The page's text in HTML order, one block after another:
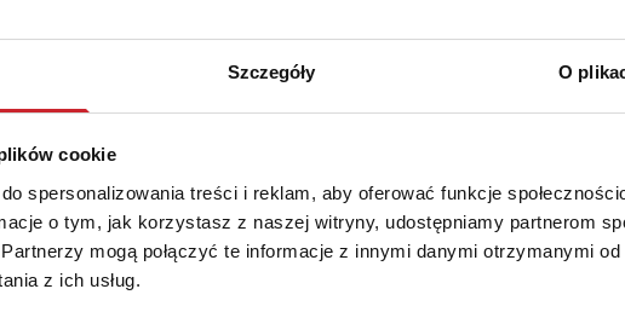
Szczegóły O
cookie
spersonalizowania treści i reklam, aby oferować funkcje
o tym, jak korzystasz z naszej witryny, udostępniamy partnerom
mogą połączyć te informacje z innymi danymi otrzymanymi od
z ich usług.